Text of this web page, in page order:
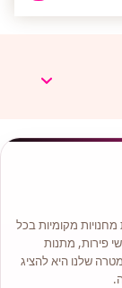
מקומיות בכל
פירות, מתנות
שלנו היא להציג